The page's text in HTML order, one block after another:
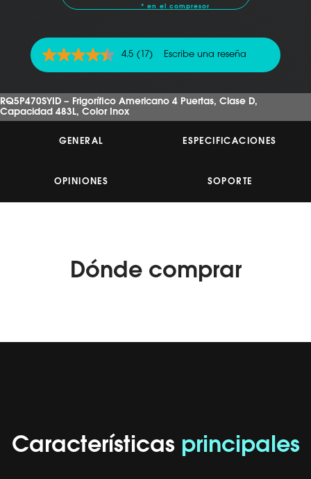
* en el compresor
4.5
de
estrellas,
valor
medio
valoración.
Enlace
la
4.5 (17) Escribe una reseña
RQ5P470SYID – Frigorífico Americano 4 Puertas, Clase D,
Capacidad 483L, Color Inox
GENERAL ESPECIFICACIONES
OPINIONES SOPORTE
Dónde comprar
Características principales